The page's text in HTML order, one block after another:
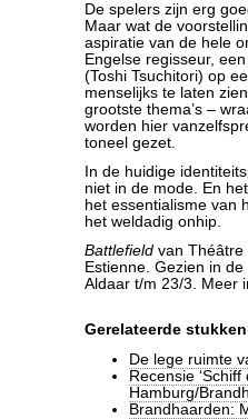
De spelers zijn erg
Maar wat de
aspiratie van de hele
Engelse regisseur,
(Toshi Tsuchitori) op
menselijks te laten
grootste thema’s –
worden hier
toneel gezet.
In de huidige
niet in de mode. En
het essentialisme van
het weldadig onhip.
Battlefield van Théâtre
Estienne. Gezien in
Aldaar t/m 23/3. Meer
Gerelateerde stukken
De lege ruimte
Recensie
Hamburg/
Brandhaarden: